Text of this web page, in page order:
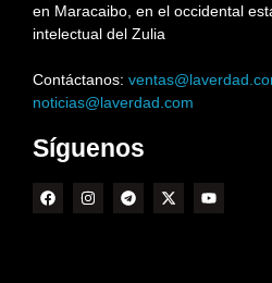
en Maracaibo, en el occidental
intelectual del Zulia
Contáctanos:
noticias@laverdad.com
Síguenos